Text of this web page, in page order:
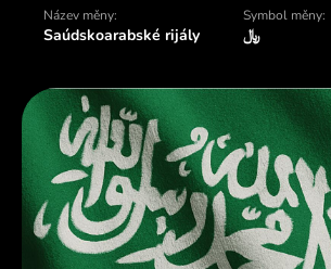
Název měny:
Saúdskoarabské rijály
Symbol měny:
﷼